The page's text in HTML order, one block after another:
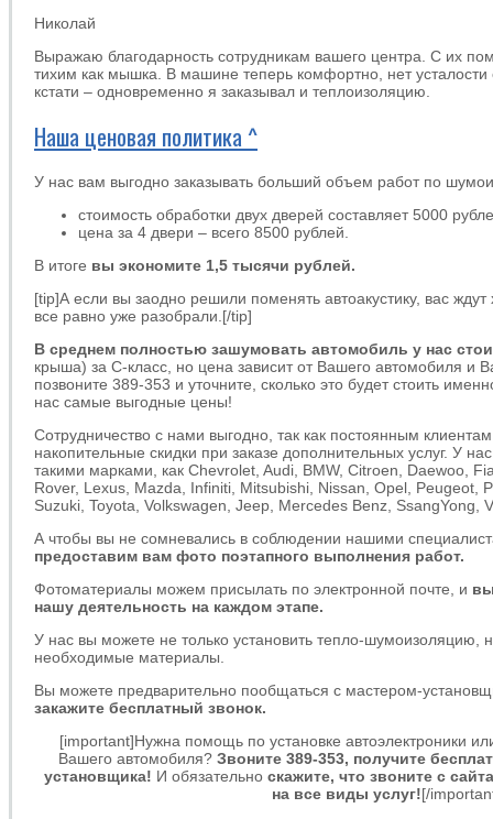
Николай
Выражаю благодарность сотрудникам вашего центра. С их
тихим как мышка. В машине теперь комфортно, нет
кстати – одновременно я заказывал и теплоизоляцию.
Наша ценовая политика ^
У нас вам выгодно заказывать больший объем работ по
стоимость обработки двух дверей составляет 5000
цена за 4 двери – всего 8500 рублей.
В итоге вы экономите 1,5 тысячи рублей.
[tip]А если вы заодно решили поменять автоакустику, вас
все равно уже разобрали.[/tip]
В среднем полностью зашумовать автомобиль у нас
крыша) за C-класс, но цена зависит от Вашего автомобиля и
позвоните 389-353 и уточните, сколько это будет стоить
нас самые выгодные цены!
Сотрудничество с нами выгодно, так как постоянным
накопительные скидки при заказе дополнительных услуг. У
такими марками, как Chevrolet, Audi, BMW, Citroen, Daewoo,
Rover, Lexus, Mazda, Infiniti, Mitsubishi, Nissan, Opel, Peugeot,
Suzuki, Toyota, Volkswagen, Jeep, Mercedes Benz, SsangYong,
А чтобы вы не сомневались в соблюдении нашими
предоставим вам фото поэтапного выполнения работ.
Фотоматериалы можем присылать по электронной почте, и
нашу деятельность на каждом этапе.
У нас вы можете не только установить тепло-шумоизоляцию,
необходимые материалы.
Вы можете предварительно пообщаться с мастером-
закажите бесплатный звонок.
[important]Нужна помощь по установке автоэлектроники
Вашего автомобиля? Звоните 389-353, получите
установщика! И обязательно скажите, что звоните с
на все виды услуг![/